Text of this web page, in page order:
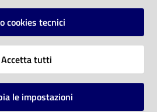
cookies tecnici
Accetta tutti
le impostazioni